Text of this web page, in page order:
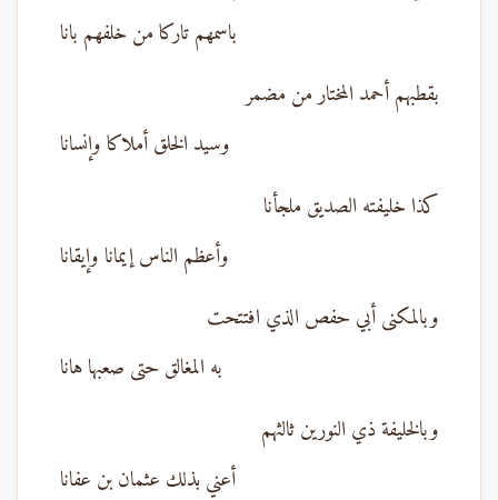
باسمهم تاركا من خلفهم بانا
بقطبهم أحمد المختار من مضمر
وسيد الخلق أملاكا وإنسانا
كذا خليفته الصديق ملجأنا
وأعظم الناس إيمانا وإيقانا
وبالمكنى أبي حفص الذي افتتحت
به المغالق حتى صعبها هانا
وبالخليفة ذي النورين ثالثهم
أعني بذلك عثمان بن عفانا